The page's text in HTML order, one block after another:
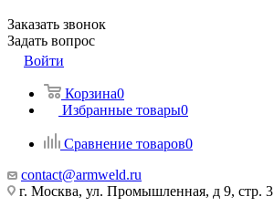
Заказать звонок
Задать вопрос
Войти
Корзина0
Избранные товары0
Сравнение товаров0
contact@armweld.ru
г. Москва, ул. Промышленная, д 9, стр. 3